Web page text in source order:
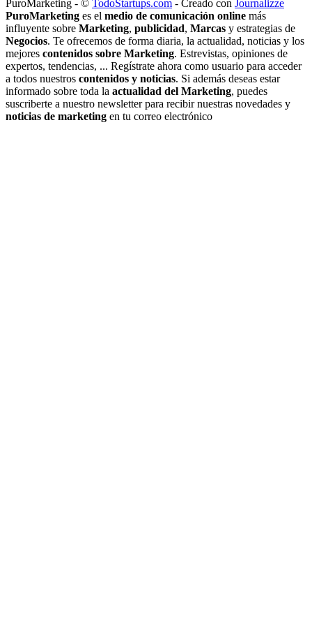
PuroMarketing - © TodoStartups.com - Creado con Journalizze
PuroMarketing es el medio de comunicación online más
influyente sobre Marketing, publicidad, Marcas y estrategias de
Negocios. Te ofrecemos de forma diaria, la actualidad, noticias y los
mejores contenidos sobre Marketing. Estrevistas, opiniones de
expertos, tendencias, ... Regístrate ahora como usuario para acceder
a todos nuestros contenidos y noticias. Si además deseas estar
informado sobre toda la actualidad del Marketing, puedes
suscriberte a nuestro newsletter para recibir nuestras novedades y
noticias de marketing en tu correo electrónico